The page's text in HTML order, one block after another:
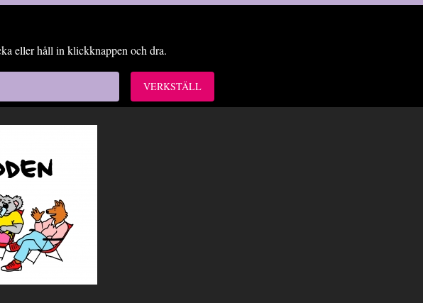
eller håll in klickknappen och dra.